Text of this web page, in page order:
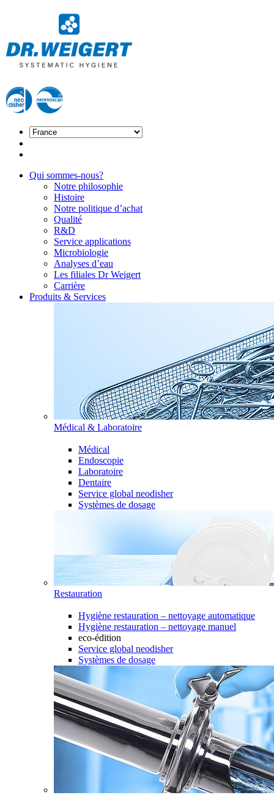
Qui sommes-nous?
Notre philosophie
Histoire
Notre politique d’achat
Qualité
R&D
Service applications
Microbiologie
Analyses d’eau
Les filiales Dr Weigert
Carrière
Produits & Services
Médical & Laboratoire
Médical
Endoscopie
Laboratoire
Dentaire
Service global neodisher
Systèmes de dosage
Restauration
Hygiène restauration – nettoyage automatique
Hygiène restauration – nettoyage manuel
eco-édition
Service global neodisher
Systèmes de dosage